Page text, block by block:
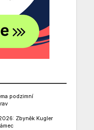
podzimní
Zbyněk Kugler